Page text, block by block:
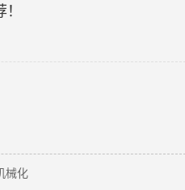
械化